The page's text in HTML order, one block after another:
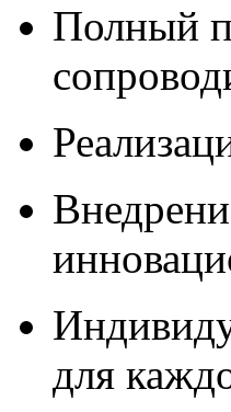
Полный
для